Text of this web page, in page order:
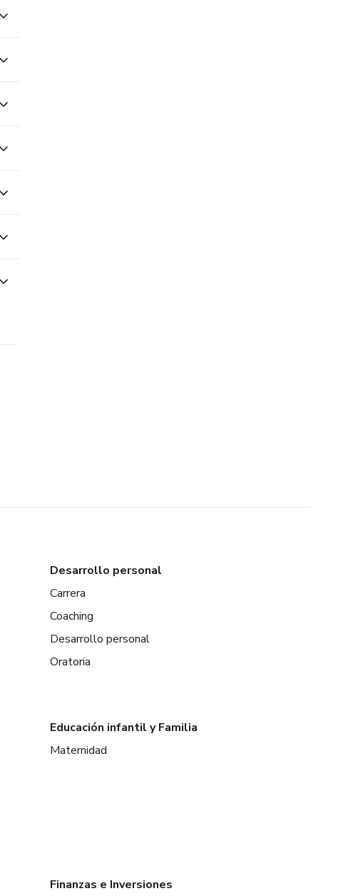
Desarrollo personal
Carrera
Coaching
Desarrollo personal
Oratoria
Educación infantil y Familia
Maternidad
Finanzas e Inversiones